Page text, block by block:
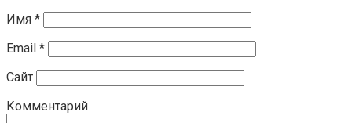
Имя *
Email *
Сайт
Комментарий